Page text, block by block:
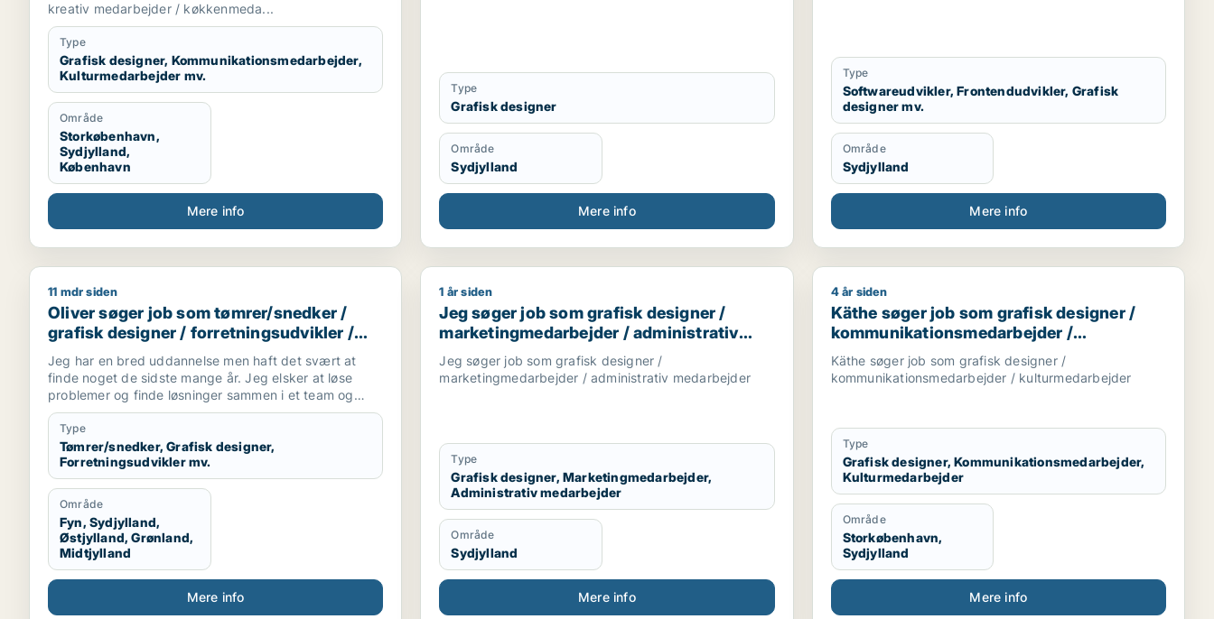
kreativ medarbejder / køkkenmeda...
Type
Grafisk designer, Kommunikationsmedarbejder,
Kulturmedarbejder mv.
Område
Storkøbenhavn,
Sydjylland,
København
Mere info
Type
Grafisk designer
Område
Sydjylland
Mere info
Type
Softwareudvikler, Frontendudvikler, Grafisk
designer mv.
Område
Sydjylland
Mere info
Oliver søger job som tømrer/snedker / grafisk designer / forretningsudvikler / kreativ medarbejder / driftsleder
11 mdr siden
Oliver søger job som tømrer/snedker /
grafisk designer / forretningsudvikler /
kreativ medarbejder / driftsleder
Jeg har en bred uddannelse men haft det svært at
finde noget de sidste mange år. Jeg elsker at løse
problemer og finde løsninger sammen i et team og
alene.
Jeg er akademisk men også hands on (ingeniør og
snedker). Jeg har laved forskellige tømre arbejde
privat, arbejder forskellige produktions virksomheder,
kan bruge mine hænder, læse og laver tekniske
tegninger. Godt til at skitsere ideer, visualiserer,
kommunikation i 7 sproget. Elsker at hjælpe og lede
mennesker. Innovation eller prototype udvikling fra
Idee til produktion er interessant hvor man også skal
bruger sine hænder. Nye tekknologier some AI/KI.
Internationale virksomheder.
Type
Tømrer/snedker, Grafisk designer,
Forretningsudvikler mv.
Område
Fyn, Sydjylland,
Østjylland, Grønland,
Midtjylland
Mere info
Jeg søger job som grafisk designer / marketingmedarbejder / administrativ medarbejder
1 år siden
Jeg søger job som grafisk designer /
marketingmedarbejder / administrativ
medarbejder
Jeg søger job som grafisk designer /
marketingmedarbejder / administrativ medarbejder
Type
Grafisk designer, Marketingmedarbejder,
Administrativ medarbejder
Område
Sydjylland
Mere info
Käthe søger job som grafisk designer /
4 år siden
Käthe søger job som grafisk designer /
kommunikationsmedarbejder /
kulturmedarbejder
Käthe søger job som grafisk designer /
kommunikationsmedarbejder / kulturmedarbejder
Type
Grafisk designer, Kommunikationsmedarbejder,
Kulturmedarbejder
Område
Storkøbenhavn,
Sydjylland
Mere info